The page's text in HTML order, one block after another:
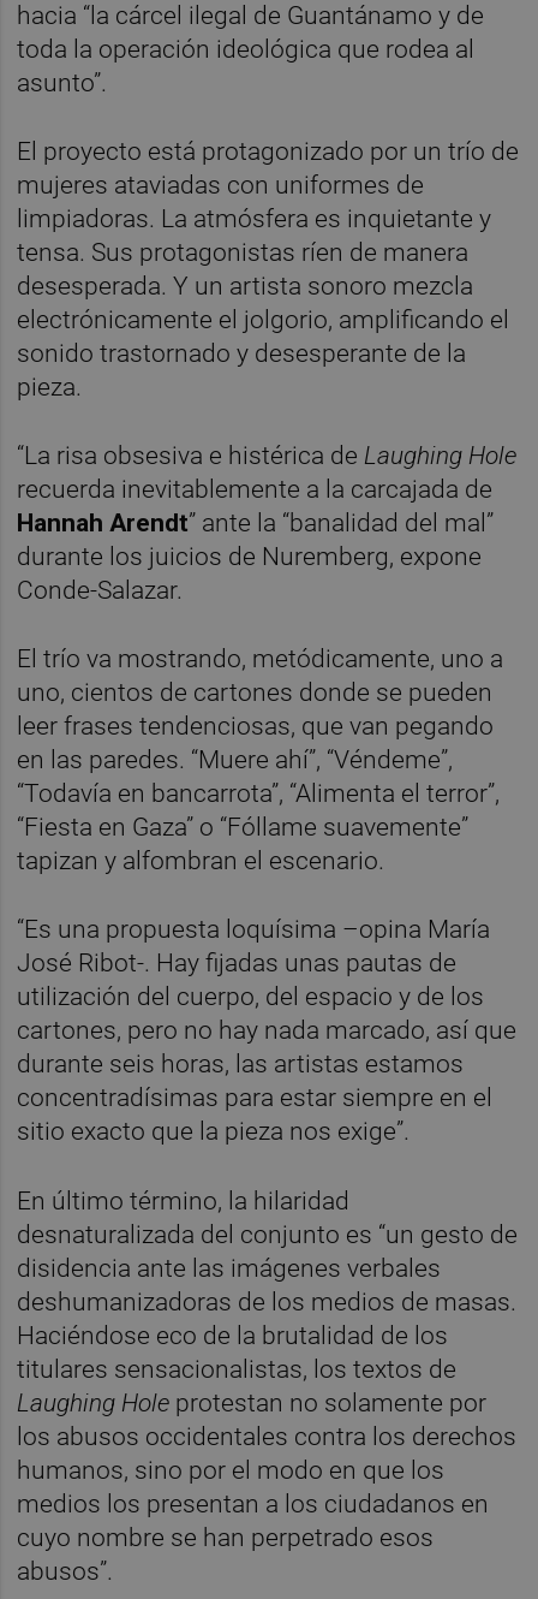
hacia “la cárcel ilegal de Guantánamo y de
toda la operación ideológica que rodea al
asunto”.
El proyecto está protagonizado por un trío de
mujeres ataviadas con uniformes de
limpiadoras. La atmósfera es inquietante y
tensa. Sus protagonistas ríen de manera
desesperada. Y un artista sonoro mezcla
electrónicamente el jolgorio, amplificando el
sonido trastornado y desesperante de la
pieza.
“La risa obsesiva e histérica de Laughing Hole
recuerda inevitablemente a la carcajada de
Hannah Arendt” ante la “banalidad del mal”
durante los juicios de Nuremberg, expone
Conde-Salazar.
El trío va mostrando, metódicamente, uno a
uno, cientos de cartones donde se pueden
leer frases tendenciosas, que van pegando
en las paredes. “Muere ahí”, “Véndeme”,
“Todavía en bancarrota”, “Alimenta el terror”,
“Fiesta en Gaza” o “Fóllame suavemente”
tapizan y alfombran el escenario.
“Es una propuesta loquísima –opina María
José Ribot-. Hay fijadas unas pautas de
utilización del cuerpo, del espacio y de los
cartones, pero no hay nada marcado, así que
durante seis horas, las artistas estamos
concentradísimas para estar siempre en el
sitio exacto que la pieza nos exige”.
En último término, la hilaridad
desnaturalizada del conjunto es “un gesto de
disidencia ante las imágenes verbales
deshumanizadoras de los medios de masas.
Haciéndose eco de la brutalidad de los
titulares sensacionalistas, los textos de
Laughing Hole protestan no solamente por
los abusos occidentales contra los derechos
humanos, sino por el modo en que los
medios los presentan a los ciudadanos en
cuyo nombre se han perpetrado esos
abusos”.